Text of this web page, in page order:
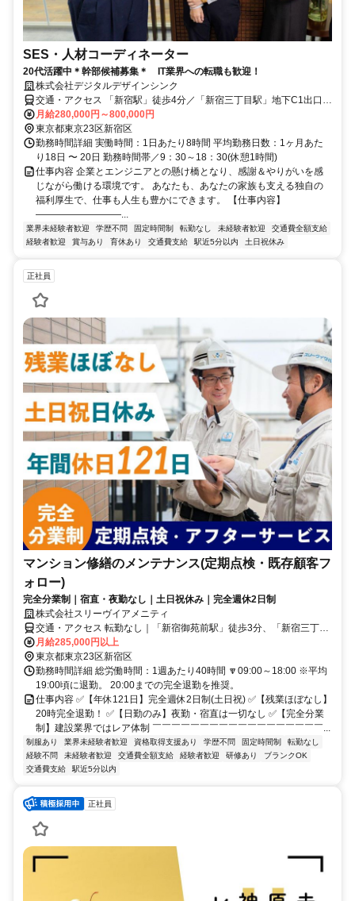
SES・人材コーディネーター
20代活躍中＊幹部候補募集＊ IT業界への転職も歓迎！
株式会社デジタルデザインシンク
交通・アクセス 「新宿駅」徒歩4分／「新宿三丁目駅」地下C1出口直
結
月給280,000円～800,000円
東京都東京23区新宿区
勤務時間詳細 実働時間：1日あたり8時間 平均勤務日数：1ヶ月あた
り18日 〜 20日 勤務時間帯／9：30～18：30(休憩1時間)
仕事内容 企業とエンジニアとの懸け橋となり、感謝＆やりがいを感
じながら働ける環境です。 あなたも、あなたの家族も支える独自の
福利厚生で、仕事も人生も豊かにできます。 【仕事内容】
―――――――――...
業界未経験者歓迎 学歴不問 固定時間制 転勤なし 未経験者歓迎
交通費全額支給
経験者歓迎
賞与あり 育休あり 交通費支給 駅近5分以内 土日祝休み
正社員
マンション修繕のメンテナンス(定期点検・既存顧客フ
ォロー)
完全分業制｜宿直・夜勤なし｜土日祝休み｜完全週休2日制
株式会社スリーヴイアメニティ
交通・アクセス 転勤なし｜「新宿御苑前駅」徒歩3分、「新宿三丁目
駅」徒歩5分、「新宿駅」徒歩10分
月給285,000円以上
東京都東京23区新宿区
勤務時間詳細 総労働時間：1週あたり40時間 🔽09:00～18:00 ※平均
19:00頃に退勤。 20:00までの完全退勤を推奨。
仕事内容 ✅【年休121日】完全週休2日制(土日祝) ✅【残業ほぼなし】
20時完全退勤！ ✅【日勤のみ】夜勤・宿直は一切なし ✅【完全分業
制】建設業界ではレア体制 ￣￣￣￣￣￣￣￣￣￣￣￣￣￣￣￣￣￣...
制服あり 業界未経験者歓迎 資格取得支援あり 学歴不問 固定時間制
転勤なし
経験不問
未経験者歓迎 交通費全額支給 経験者歓迎 研修あり
ブランクOK
交通費支給
駅近5分以内
正社員